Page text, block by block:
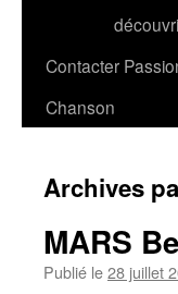
Contacter
Chanson
Archives
MARS
Publié le28 juillet